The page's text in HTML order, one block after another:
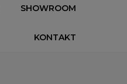
SHOWROOM
KONTAKT